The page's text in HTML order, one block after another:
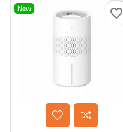
New favorite_border